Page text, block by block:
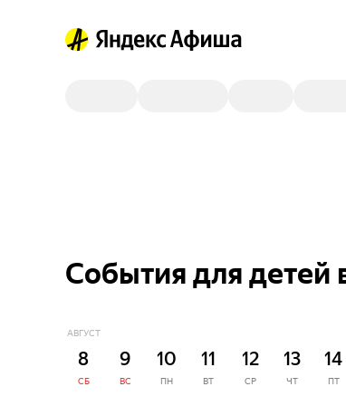
События для детей
АВГУСТ
8
СБ
9
ВС
10
ПН
11
ВТ
12
СР
13
ЧТ
14
ПТ